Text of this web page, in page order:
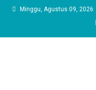
Skip
Minggu, Agustus 09, 2026